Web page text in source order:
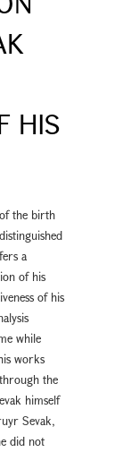
HIS
the birth
a
of his
of his
while
works
the
himself
Sevak,
did not